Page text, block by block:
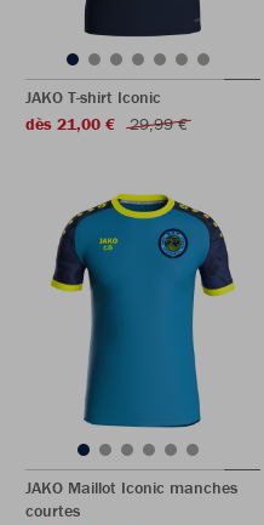
JAKO T-shirt Iconic
dès 21,00 €
29,99 €
JAKO Maillot Iconic manches
courtes